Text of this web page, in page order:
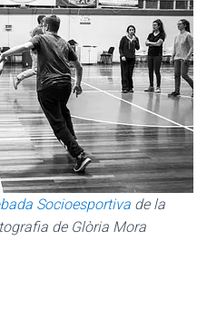
Socioesportiva de la
de Glòria Mora